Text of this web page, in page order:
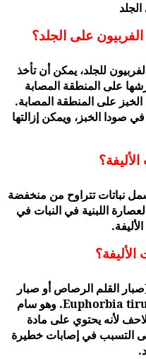
على الجلد؟
للجلد، يمكن أن تأخذ
على المنطقة المصابة
على المنطقة المصابة.
صودا الخبز، ويمكن إزالتها
نباتات تتراوح من منخفضة
اللبنية في النبات في
القلم الرصاص أو صبار
أم اللبن، المعروف باسم (Euphorbia tirucalli. وهو سام
لأنه يحتوي على مادة
التسبب في إصابات خطيرة